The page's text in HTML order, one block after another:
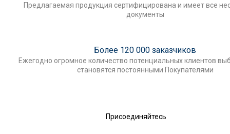
Предлагаемая продукция сертифицирована и имеет все
документы
Более 120 000 заказчиков
Ежегодно огромное количество потенциальных клиентов
становятся постоянными Покупателями
Присоединяйтесь